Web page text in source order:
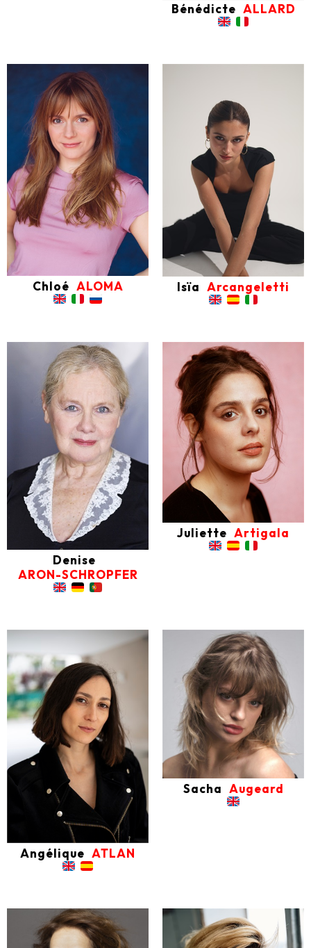
Bénédicte ALLARD
Chloé ALOMA Isïa Arcangeletti
Denise
ARON-SCHROPFER
Juliette Artigala
Angélique ATLAN
Sacha Augeard